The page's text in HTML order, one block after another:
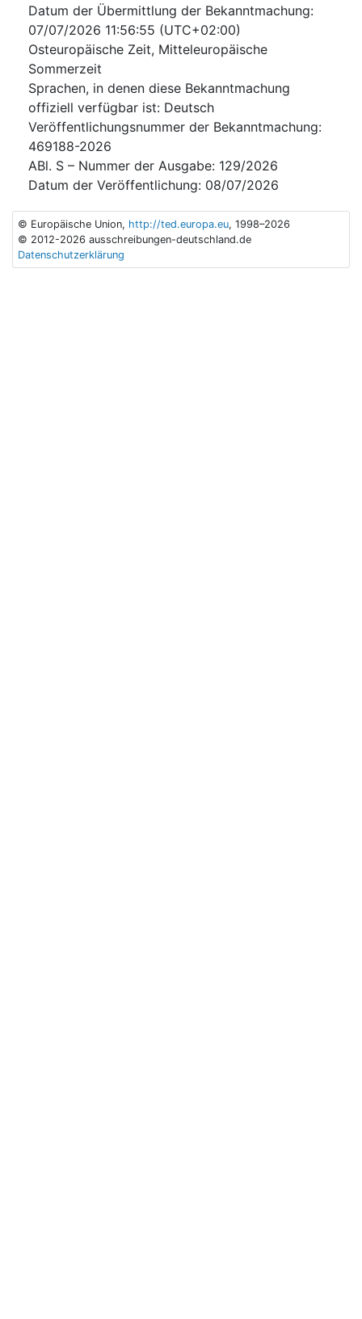
Datum der Übermittlung der Bekanntmachung:
07/07/2026 11:56:55 (UTC+02:00)
Osteuropäische Zeit, Mitteleuropäische
Sommerzeit
Sprachen, in denen diese Bekanntmachung
offiziell verfügbar ist: Deutsch
Veröffentlichungsnummer der Bekanntmachung:
469188-2026
ABl. S – Nummer der Ausgabe: 129/2026
Datum der Veröffentlichung: 08/07/2026
© Europäische Union, http://ted.europa.eu, 1998–2026
© 2012-2026 ausschreibungen-deutschland.de
Datenschutzerklärung